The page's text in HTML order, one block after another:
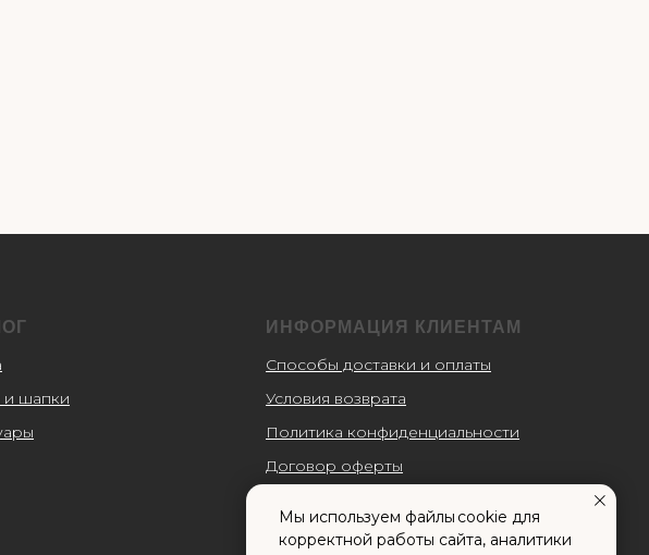
Мы используем файлы cookie для
корректной работы сайта, аналитики
шапки
ИНФОРМАЦИЯ КЛИЕНТАМ
Способы доставки и оплаты
Условия возврата
Политика конфиденциальности
Договор оферты
Согласие на обработку